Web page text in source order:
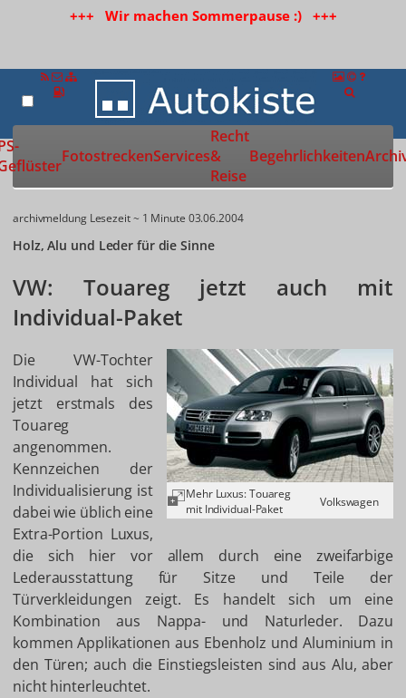
+++ Wir machen Sommerpause :) +++
Zur Startseite
FotostreckenServices
Recht
&
Reise
Begehrlichkeiten
archivmeldung Lesezeit ~ 1 Minute 03.06.2004
Holz, Alu und Leder für die Sinne
VW: Touareg jetzt auch mit
Individual-Paket
Mehr Luxus: Touareg
mit Individual-Paket
Volkswagen
Die VW-Tochter
Individual hat sich
jetzt erstmals des
Touareg
angenommen.
Kennzeichen der
Individualisierung ist
dabei wie üblich eine
Extra-Portion Luxus,
die sich hier vor allem durch eine zweifarbige
Lederausstattung für Sitze und Teile der
Türverkleidungen zeigt. Es handelt sich um eine
Kombination aus Nappa- und Naturleder. Dazu
kommen Applikationen aus Ebenholz und Aluminium in
den Türen; auch die Einstiegsleisten sind aus Alu, aber
nicht hinterleuchtet.